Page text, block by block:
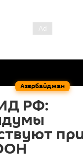
Азербайджан
РФ: